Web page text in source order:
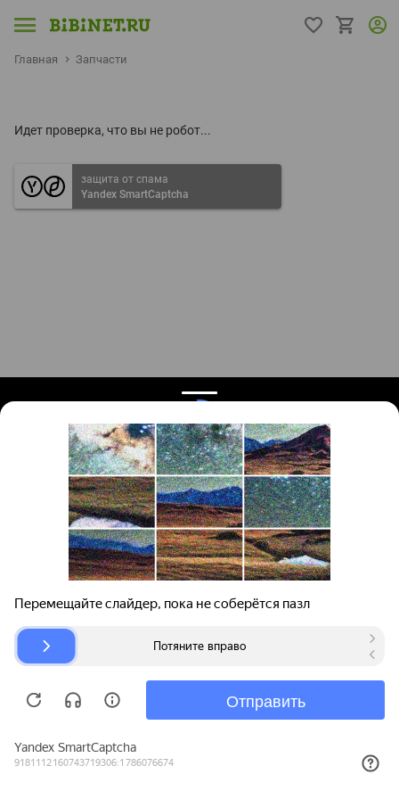
Главная Запчасти
Идет проверка, что вы не робот...
защита от спама
Yandex SmartCaptcha
Поиск запчастей
Для автокомпаний
Авторазборки
О проекте
Помощь
Карта сайта
© bibinet.ru - система поиска запчастей,
Copyright 2010-2026 Все права защищены